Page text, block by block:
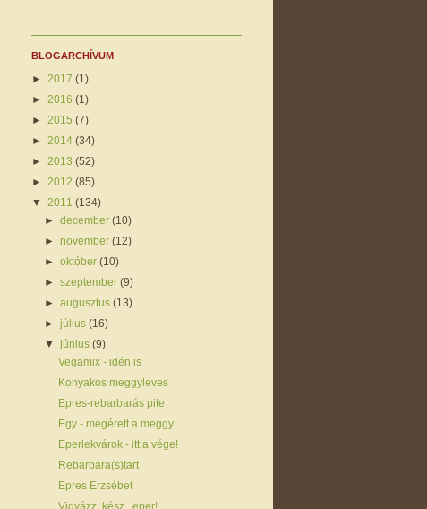
BLOGARCHÍVUM
► 2017 (1)
► 2016 (1)
► 2015 (7)
► 2014 (34)
► 2013 (52)
► 2012 (85)
▼ 2011 (134)
►december(10)
►november(12)
►október(10)
►szeptember(9)
►augusztus(13)
►július(16)
▼június(9)
Vegamix - idén is
Konyakos meggyleves
Epres-rebarbarás pite
Egy - megérett a meggy...
Eperlekvárok - itt a vége!
Rebarbara(s)tart
Epres Erzsébet
Vigyázz, kész...eper!